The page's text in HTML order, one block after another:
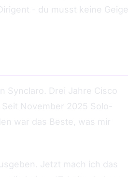
- du musst keine Geige
Synclaro. Drei Jahre Cisco
November 2025 Solo-
war das Beste, was mir
Jetzt mach ich das